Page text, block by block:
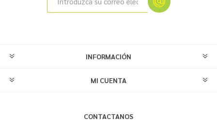
INFORMACIÓN
MI CUENTA
CONTACTANOS